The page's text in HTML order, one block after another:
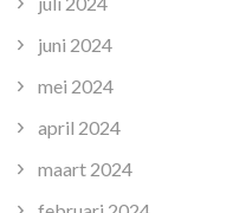
juni 2024
mei 2024
april 2024
maart 2024